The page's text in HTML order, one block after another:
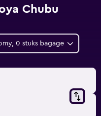
Chubu
0 stuks bagage